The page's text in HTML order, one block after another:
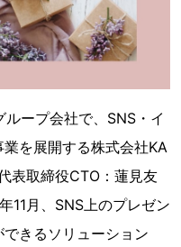
ープ会社で、SNS・イ
を展開する株式会社KA
表取締役CTO：蓮見友
11月、SNS上のプレゼン
きるソリューション